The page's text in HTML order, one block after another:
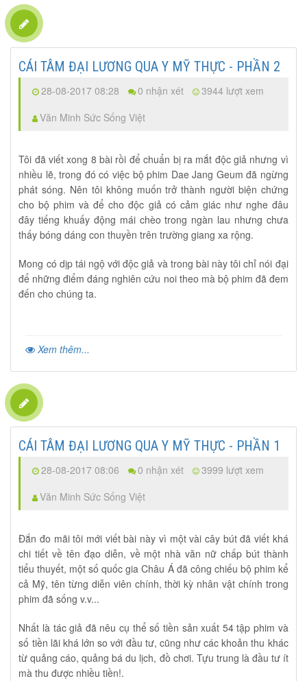
CÁI TÂM ĐẠI LƯƠNG QUA Y MỸ THỰC - PHẦN 2
28-08-2017 08:28 0 nhận xét
3944 lượt xem
Văn Minh Sức Sống Việt
Tôi đã viết xong 8 bài rồi để chuẩn bị ra mắt độc giả nhưng vì
nhiều lẽ, trong đó có việc bộ phim Dae Jang Geum đã ngừng
phát sóng. Nên tôi không muốn trở thành người biện chứng
cho bộ phim và để cho độc giả có cảm giác như nghe đâu
đây tiếng khuấy động mái chèo trong ngàn lau nhưng chưa
thấy bóng dáng con thuyền trên trường giang xa rộng.
Mong có dịp tái ngộ với độc giả và trong bài này tôi chỉ nói đại
để những điểm đáng nghiên cứu noi theo mà bộ phim đã đem
đến cho chúng ta.
Xem thêm...
CÁI TÂM ĐẠI LƯƠNG QUA Y MỸ THỰC - PHẦN 1
28-08-2017 08:06 0 nhận xét
3999 lượt xem
Văn Minh Sức Sống Việt
Đắn đo mãi tôi mới viết bài này vì một vài cây bút đã viết khá
chi tiết về tên đạo diễn, về một nhà văn nữ chấp bút thành
tiểu thuyết, một số quốc gia Châu Á đã công chiếu bộ phim kể
cả Mỹ, tên từng diễn viên chính, thời kỳ nhân vật chính trong
phim đã sống v.v...
Nhất là tác giả đã nêu cụ thể số tiền sản xuất 54 tập phim và
số tiền lãi khá lớn so với đầu tư, cũng như các khoản thu khác
từ quảng cáo, quảng bá du lịch, đồ chơi. Tựu trung là đầu tư ít
mà thu được nhiều tiền!.